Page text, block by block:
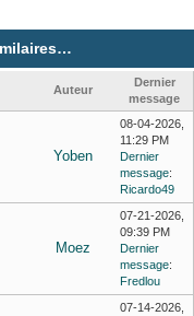
Auteur
Dernier
message
Yoben
08-04-2026,
11:29 PM
Dernier
message:
Ricardo49
Moez
07-21-2026,
09:39 PM
Dernier
message:
Fredlou
07-14-2026,